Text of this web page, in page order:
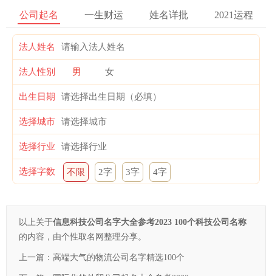
公司起名 一生财运 姓名详批 2021运程
法人姓名
法人性别 男 女
出生日期
选择城市
选择行业
选择字数 不限 2字 3字 4字
以上关于信息科技公司名字大全参考2023 100个科技公司名称
的内容，由个性取名网整理分享。
上一篇： 高端大气的物流公司名字精选100个